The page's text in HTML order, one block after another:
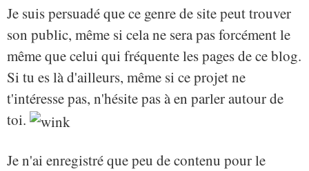
Je suis persuadé que ce genre de site peut trouver
son public, même si cela ne sera pas forcément le
même que celui qui fréquente les pages de ce blog.
Si tu es là d'ailleurs, même si ce projet ne
t'intéresse pas, n'hésite pas à en parler autour de
toi.
Je n'ai enregistré que peu de contenu pour le